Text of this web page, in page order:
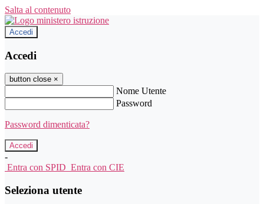
Salta al contenuto
Accedi
Accedi
button close ×
Nome Utente
Password
Password dimenticata?
-
Entra con SPID Entra con CIE
Seleziona utente